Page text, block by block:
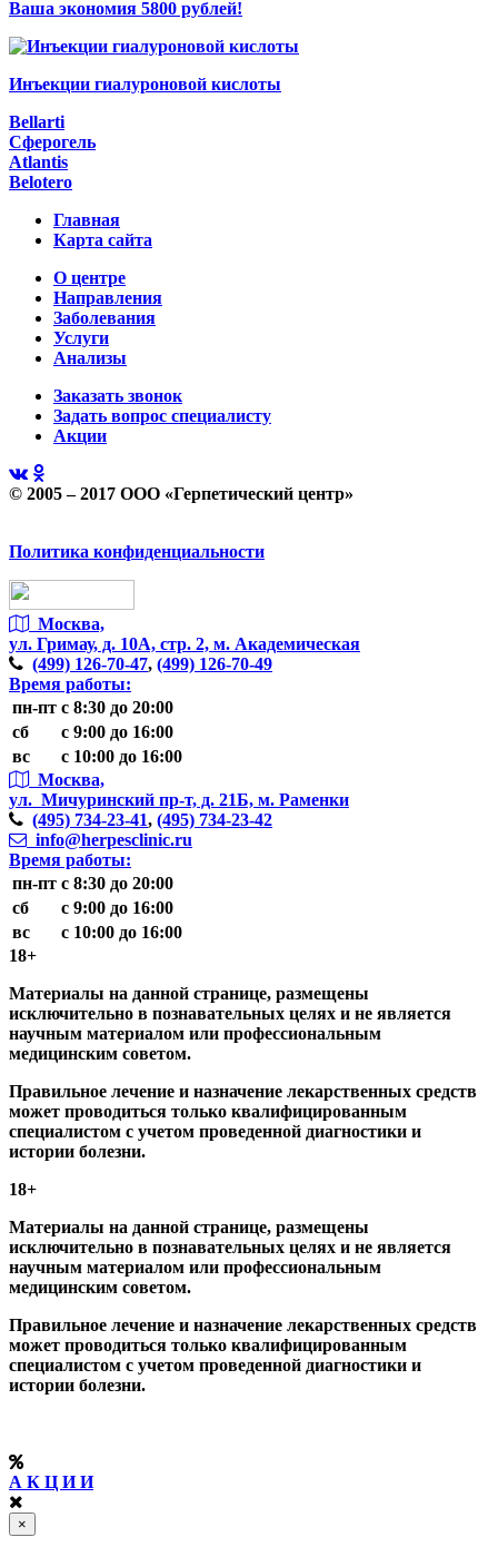
Ваша экономия 5800 рублей!
Инъекции гиалуроновой кислоты
Bellarti
Сферогель
Atlantis
Belotero
Главная
Карта сайта
О центре
Направления
Заболевания
Услуги
Анализы
Заказать звонок
Задать вопрос специалисту
Акции
© 2005 – 2017 ООО «Герпетический центр»
Политика конфиденциальности
Москва,
ул. Гримау, д. 10А, стр. 2, м. Академическая
(499) 126-70-47, (499) 126-70-49
Время работы:
пн-пт с 8:30 до 20:00
сб
с 9:00 до 16:00
вс
с 10:00 до 16:00
Москва,
ул. Мичуринский пр-т, д. 21Б, м. Раменки
(495) 734-23-41, (495) 734-23-42
info@herpesclinic.ru
Время работы:
пн-пт с 8:30 до 20:00
сб
с 9:00 до 16:00
вс
с 10:00 до 16:00
18+
Материалы на данной странице, размещены
исключительно в познавательных целях и не является
научным материалом или профессиональным
медицинским советом.
Правильное лечение и назначение лекарственных средств
может проводиться только квалифицированным
специалистом с учетом проведенной диагностики и
истории болезни.
18+
Материалы на данной странице, размещены
исключительно в познавательных целях и не является
научным материалом или профессиональным
медицинским советом.
Правильное лечение и назначение лекарственных средств
может проводиться только квалифицированным
специалистом с учетом проведенной диагностики и
истории болезни.
А К Ц И И
×